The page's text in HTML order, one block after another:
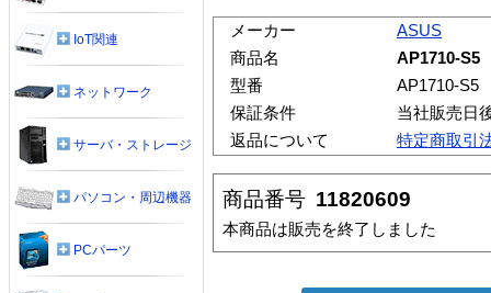
メーカー
ASUS
商品名
AP1710-
型番
AP1710-S5
保証条件
当社販売日
返品について
特定商取引
商品番号 11820609
本商品は販売を終了しました
IoT関連
ネットワーク
サーバ・ストレージ
パソコン・周辺機器
PCパーツ